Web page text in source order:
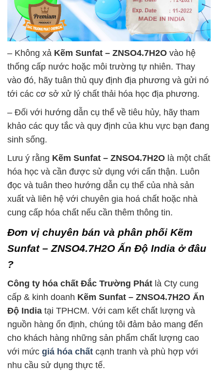
– Không xả Kẽm Sunfat – ZNSO4.7H2O vào hệ
thống cấp nước hoặc môi trường tự nhiên. Thay
vào đó, hãy tuân thủ quy định địa phương và gửi nó
tới các cơ sở xử lý chất thải hóa học địa phương.
– Đối với hướng dẫn cụ thể về tiêu hủy, hãy tham
khảo các quy tắc và quy định của khu vực bạn đang
sinh sống.
Lưu ý rằng Kẽm Sunfat – ZNSO4.7H2O là một chất
hóa học và cần được sử dụng với cẩn thận. Luôn
đọc và tuân theo hướng dẫn cụ thể của nhà sản
xuất và liên hệ với chuyên gia hoá chất hoặc nhà
cung cấp hóa chất nếu cần thêm thông tin.
Đơn vị chuyên bán và phân phối Kẽm
Sunfat – ZNSO4.7H2O Ấn Độ India ở đâu
?
Công ty hóa chất Đắc Trường Phát là Cty cung
cấp & kinh doanh Kẽm Sunfat – ZNSO4.7H2O Ấn
Độ India tại TPHCM. Với cam kết chất lượng và
nguồn hàng ổn định, chúng tôi đảm bảo mang đến
cho khách hàng những sản phẩm chất lượng cao
với mức giá hóa chất cạnh tranh và phù hợp với
nhu cầu sử dụng thực tế.